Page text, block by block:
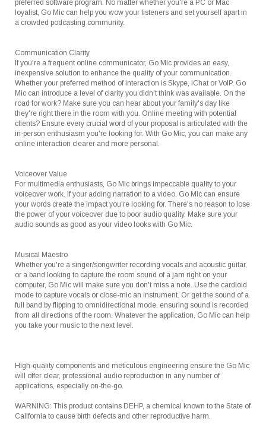
preferred software program. No matter whether you're a PC or Mac
loyalist, Go Mic can help you wow your listeners and set yourself apart in
a crowded podcasting community.
Communication Clarity
If you're a frequent online communicator, Go Mic provides an easy,
inexpensive solution to enhance the quality of your communication.
Whether your preferred method of interaction is Skype, iChat or VoIP, Go
Mic can introduce a level of clarity you didn't think was available. On the
road for work? Make sure you can hear about your family's day like
they're right there in the room with you. Online meeting with potential
clients? Ensure every crucial word of your proposal is articulated with the
in-person enthusiasm you're looking for. With Go Mic, you can make any
online interaction clearer and more personal.
Voiceover Value
For multimedia enthusiasts, Go Mic brings impeccable quality to your
voiceover work. If your adding narration to a video, Go Mic can ensure
your words create the impact you're looking for. There's no reason to lose
the power of your voiceover due to poor audio quality. Make sure your
audio sounds as good as your video looks with Go Mic.
Musical Maestro
Whether you're a singer/songwriter recording vocals and acoustic guitar,
or a band looking to capture the room sound of a jam right on your
computer, Go Mic will make sure you don't miss a note. Use the cardioid
mode to capture vocals or close-mic an instrument. Or get the sound of a
full band by flipping to omnidirectional mode, ensuring sound is recorded
from all directions of the room. Whatever the application, Go Mic can help
you take your music to the next level.
High-quality components and meticulous engineering ensure the Go Mic
will offer clear, professional audio reproduction in any number of
applications, especially on-the-go.
WARNING: This product contains DEHP, a chemical known to the State of
California to cause birth defects and other reproductive harm.